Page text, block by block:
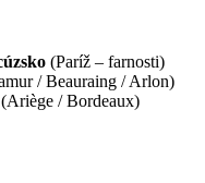
(Paríž – farnosti)
/ Beauraing / Arlon)
(Ariège / Bordeaux)